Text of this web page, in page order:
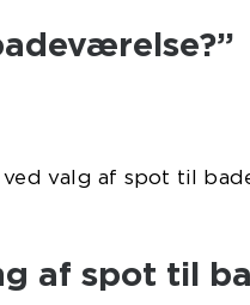
valg af spot til
af spot til